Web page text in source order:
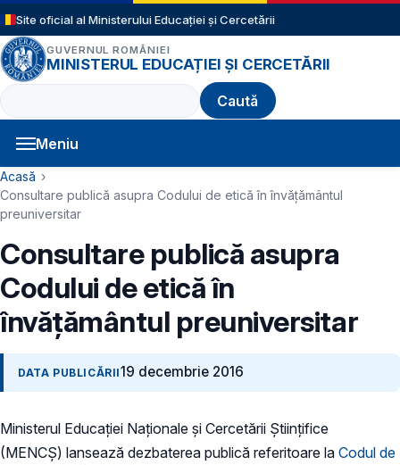
Sari la conținutul principal
Site oficial al Ministerului Educației și Cercetării
GUVERNUL ROMÂNIEI
MINISTERUL EDUCAȚIEI ȘI CERCETĂRII
Caută
Meniu
Navigație principală
Cale de navigare
Acasă
Consultare publică asupra Codului de etică în învățământul
preuniversitar
Consultare publică asupra
Codului de etică în
învățământul preuniversitar
DATA PUBLICĂRII19 decembrie 2016
Ministerul Educației Naționale și Cercetării Științifice
(MENCȘ) lansează dezbaterea publică referitoare la Codul de